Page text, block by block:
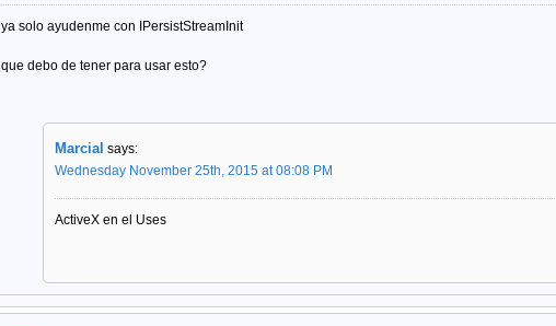
ya solo ayudenme con IPersistStreamInit
que debo de tener para usar esto?
Marcial says:
Wednesday November 25th, 2015 at 08:08 PM
ActiveX en el Uses